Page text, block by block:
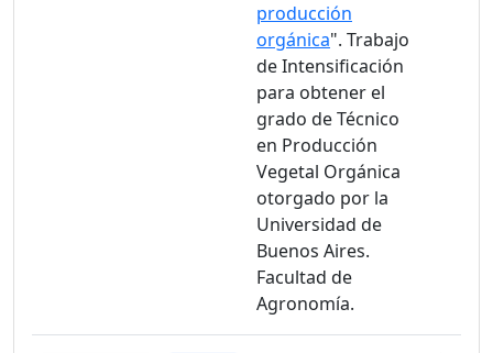
producción
orgánica". Trabajo
de Intensificación
para obtener el
grado de Técnico
en Producción
Vegetal Orgánica
otorgado por la
Universidad de
Buenos Aires.
Facultad de
Agronomía.